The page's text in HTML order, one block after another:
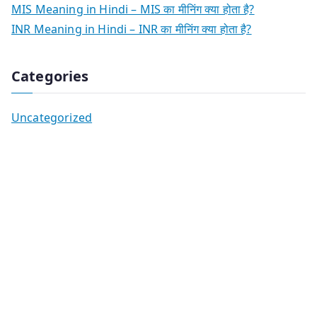
MIS Meaning in Hindi – MIS का मीनिंग क्या होता है?
INR Meaning in Hindi – INR का मीनिंग क्या होता है?
Categories
Uncategorized